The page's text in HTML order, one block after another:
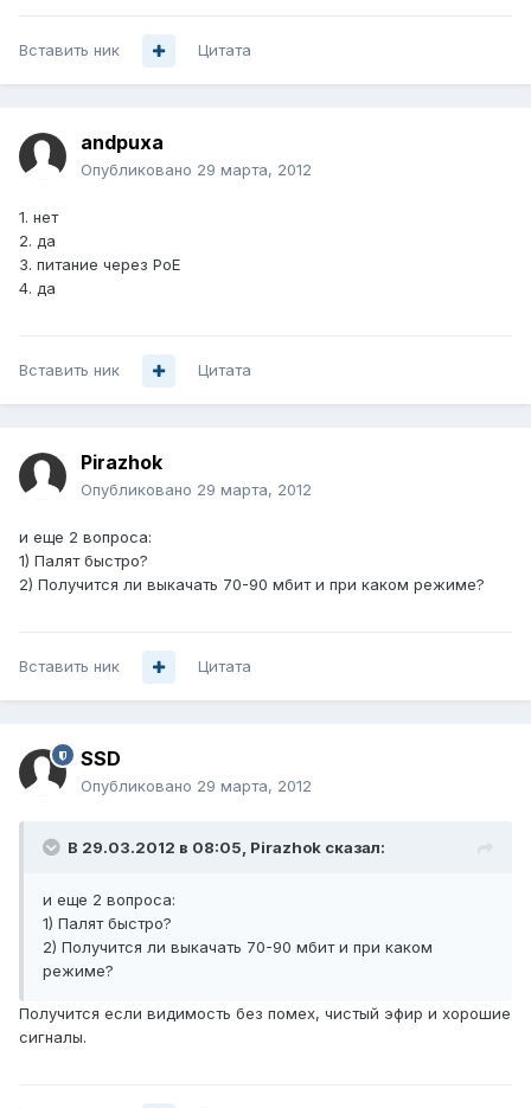
Вставить ник Цитата
andpuxa
Опубликовано 29 марта, 2012
1. нет
2. да
3. питание через PoE
4. да
Вставить ник Цитата
Pirazhok
Опубликовано 29 марта, 2012
и еще 2 вопроса:
1) Палят быстро?
2) Получится ли выкачать 70-90 мбит и при каком режиме?
Вставить ник Цитата
SSD
Опубликовано 29 марта, 2012
В 29.03.2012 в 08:05, Pirazhok сказал:
и еще 2 вопроса:
1) Палят быстро?
2) Получится ли выкачать 70-90 мбит и при каком
режиме?
Получится если видимость без помех, чистый эфир и хорошие
сигналы.